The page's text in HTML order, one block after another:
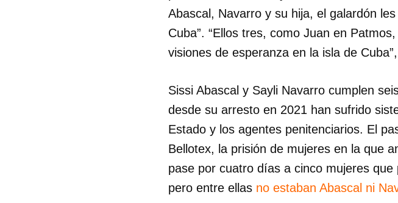
Abascal, Navarro y su hija, el galardón
Cuba”. “Ellos tres, como Juan en
visiones de esperanza en la isla de
Sissi Abascal y Sayli Navarro cumplen
desde su arresto en 2021 han sufrido
Estado y los agentes penitenciarios. El
Bellotex, la prisión de mujeres en la que
pase por cuatro días a cinco mujeres
pero entre ellas no estaban Abascal ni